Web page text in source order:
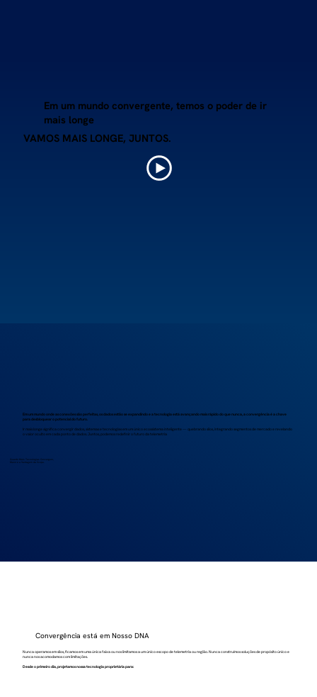
Em um mundo convergente, temos o poder de ir
mais longe
VAMOS MAIS LONGE, JUNTOS.
Em um mundo onde as conexões são perfeitas, os dados estão se expandindo e a tecnologia está avançando mais rápido do que nunca, a convergência é a chave
para desbloquear o potencial do futuro.
Ir mais longe significa convergir dados, sistemas e tecnologias em um único ecossistema inteligente — quebrando silos, integrando segmentos de mercado e revelando
o valor oculto em cada ponto de dados. Juntos, podemos redefinir o futuro da telemetria
Quanto Mais Tecnologias Convergem,
Maior é a Vantagem da Scope.
Convergência está em Nosso DNA
Nunca operamos em silos, ficamos em uma única faixa ou nos limitamos a um único escopo de telemetria ou região. Nunca construímos soluções de propósito único e
nunca nos acomodamos com limitações.
Desde o primeiro dia, projetamos nossa tecnologia proprietária para: